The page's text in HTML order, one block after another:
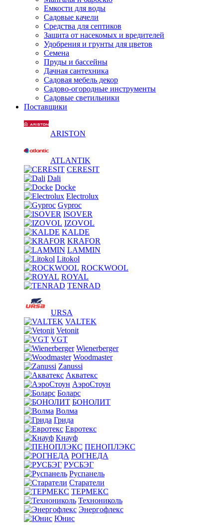
Емкости для воды
Садовые качели
Средства для септиков
Защита от насекомых и вредителей
Удобрения и грунты для цветов
Семена
Пруды и бассейны
Дачная сантехника
Садовая мебель декор
Садово-огородные инструменты
Садовые светильники
Поставщики
ARISTON
ATLANTIK
CERESIT
Dali
Docke
Electrolux
Gyproc
ISOVER
IZOVOL
KALDE
KRAFOR
LAMMIN
Litokol
ROCKWOOL
ROYAL
TENRAD
URSA
VALTEK
Vetonit
VGT
Wienerberger
Woodmaster
Zanussi
Акватекс
АэроСтоун
Боларс
БОНОЛИТ
Волма
Грида
Евротекс
Кнауф
ПЕНОПЛЭКС
РОГНЕДА
РУСБЭГ
Руспанель
Старатели
ТЕРМЕКС
Технониколь
Энергофлекс
Юнис